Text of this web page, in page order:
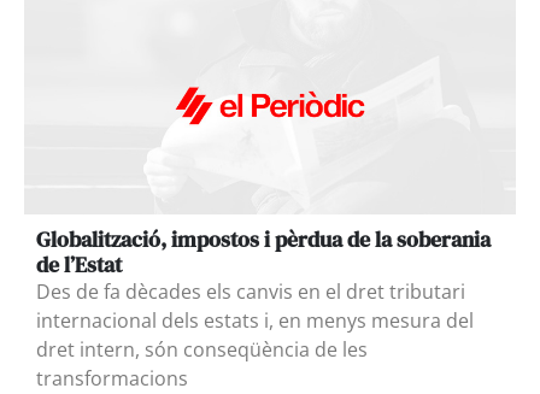
Globalització, impostos i pèrdua de la soberania
de l’Estat
Des de fa dècades els canvis en el dret tributari
internacional dels estats i, en menys mesura del
dret intern, són conseqüència de les
transformacions